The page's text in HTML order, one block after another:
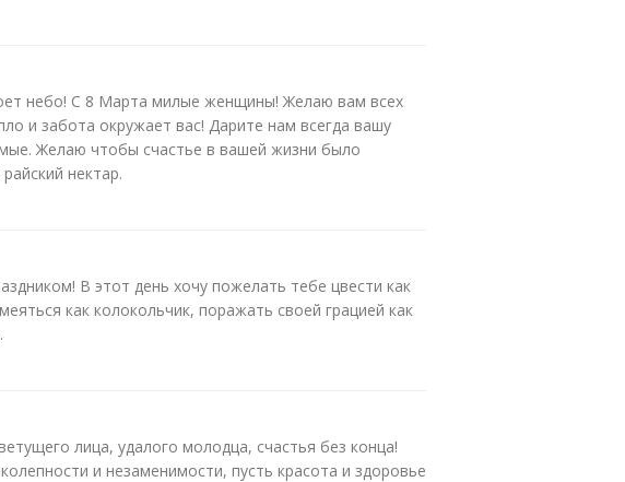
небо! С 8 Марта милые женщины! Желаю вам всех
и забота окружает вас! Дарите нам всегда вашу
Желаю чтобы счастье в вашей жизни было
нектар.
В этот день хочу пожелать тебе цвести как
как колокольчик, поражать своей грацией как
лица, удалого молодца, счастья без конца!
и незаменимости, пусть красота и здоровье